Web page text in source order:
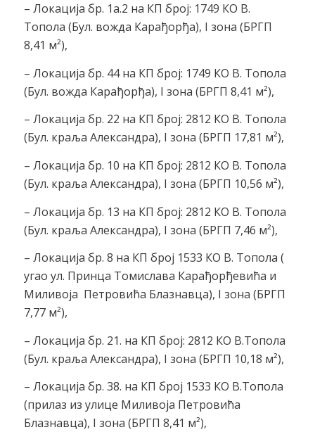
– Локација бр. 1а.2 на КП број: 1749 КО В.
Топола (Бул. вожда Карађорђа), I зона (БРГП
8,41 м²),
– Локација бр. 44 на КП број: 1749 КО В. Топола
(Бул. вожда Карађорђа), I зона (БРГП 8,41 м²),
– Локација бр. 22 на КП број: 2812 КО В. Топола
(Бул. краља Александра), I зона (БРГП 17,81 м²),
– Локација бр. 10 на КП број: 2812 КО В. Топола
(Бул. краља Александра), I зона (БРГП 10,56 м²),
– Локација бр. 13 на КП број: 2812 КО В. Топола
(Бул. краља Александра), I зона (БРГП 7,46 м²),
– Локација бр. 8 на КП број 1533 КО В. Топола (
угао ул. Принца Томислава Карађорђевића и
Миливоја Петровића Блазнавца), I зона (БРГП
7,77 м²),
– Локација бр. 21. на КП број: 2812 КО В.Топола
(Бул. краља Александра), I зона (БРГП 10,18 м²),
– Локација бр. 38. на КП број 1533 КО В.Топола
(прилаз из улице Миливоја Петровића
Блазнавца), I зона (БРГП 8,41 м²),